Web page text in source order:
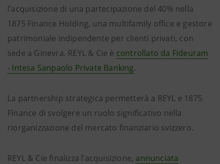
l’acquisizione di una partecipazione del 40% nella
1875 Finance Holding, una multifamily office e gestore
patrimoniale indipendente per clienti privati, con
sede a Ginevra. REYL & Cie è controllato da Fideuram
- Intesa Sanpaolo Private Banking.
La partnership strategica permetterà a REYL e 1875
Finance di svolgere un ruolo significativo nella
riorganizzazione del mercato finanziario svizzero.
REYL & Cie finalizza l’acquisizione, annunciata